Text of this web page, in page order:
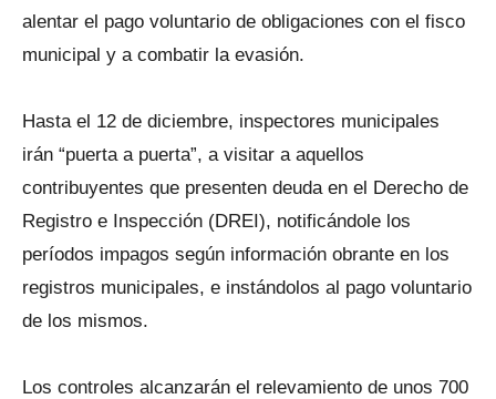
alentar el pago voluntario de obligaciones con el fisco
municipal y a combatir la evasión.
Hasta el 12 de diciembre, inspectores municipales
irán “puerta a puerta”, a visitar a aquellos
contribuyentes que presenten deuda en el Derecho de
Registro e Inspección (DREI), notificándole los
períodos impagos según información obrante en los
registros municipales, e instándolos al pago voluntario
de los mismos.
Los controles alcanzarán el relevamiento de unos 700